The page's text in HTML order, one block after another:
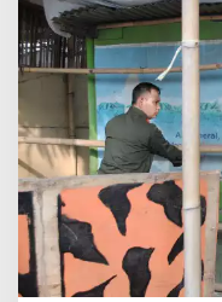
s
i
S
e
l
a
t
a
n
B
r
s